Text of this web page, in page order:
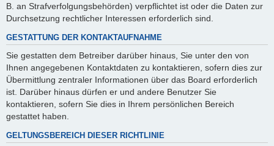
B. an Strafverfolgungsbehörden) verpflichtet ist oder die Daten zur
Durchsetzung rechtlicher Interessen erforderlich sind.
GESTATTUNG DER KONTAKTAUFNAHME
Sie gestatten dem Betreiber darüber hinaus, Sie unter den von
Ihnen angegebenen Kontaktdaten zu kontaktieren, sofern dies zur
Übermittlung zentraler Informationen über das Board erforderlich
ist. Darüber hinaus dürfen er und andere Benutzer Sie
kontaktieren, sofern Sie dies in Ihrem persönlichen Bereich
gestattet haben.
GELTUNGSBEREICH DIESER RICHTLINIE